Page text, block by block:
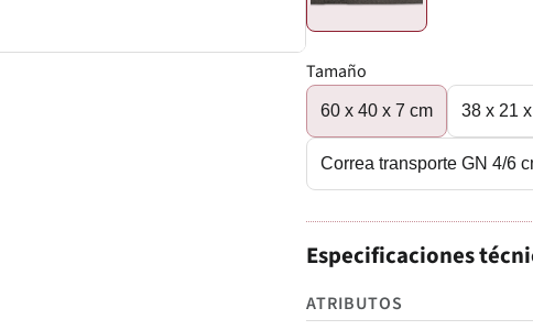
Tamaño
60 x 40 x 7 cm 38 x 21
Correa transporte GN 4/6
Especificaciones
ATRIBUTOS